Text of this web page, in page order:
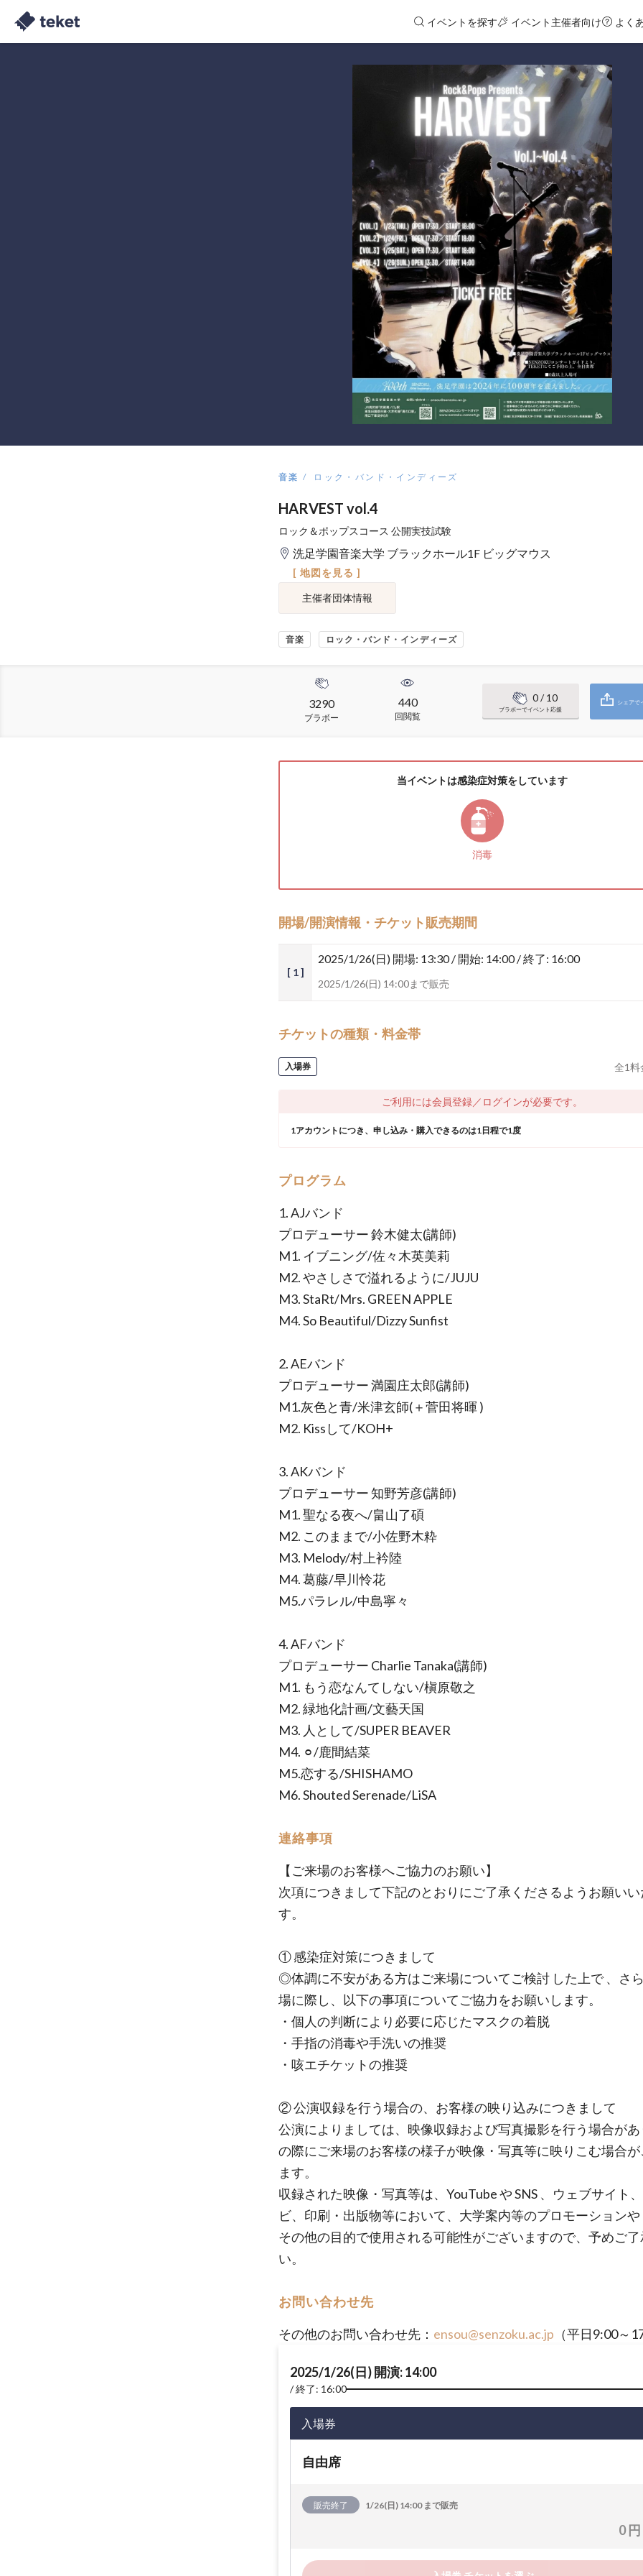
イベントを探す イベント主催者向け よく
音楽 ロック・バンド・インディーズ
HARVEST vol.4
ロック＆ポップスコース 公開実技試験
洗足学園音楽大学 ブラックホール1F ビッグマウス
[ 地図を見る ]
主催者団体情報
音楽 ロック・バンド・インディーズ
3290
ブラボー
440
回閲覧
0/ 10
ブラボーでイベント応援
シェアで
当イベントは感染症対策をしています
消毒
開場/開演情報・チケット販売期間
[ 1 ]
2025/1/26(日) 開場: 13:30 / 開始: 14:00 / 終了: 16:00
2025/1/26(日) 14:00まで販売
チケットの種類・料金帯
入場券 全1料
ご利用には会員登録／ログインが必要です。
1アカウントにつき、申し込み・購入できるのは1日程で1度
プログラム
1. AJバンド
プロデューサー 鈴木健太(講師)
M1. イブニング/佐々木英美莉
M2. やさしさで溢れるように/JUJU
M3. StaRt/Mrs. GREEN APPLE
M4. So Beautiful/Dizzy Sunfist
2. AEバンド
プロデューサー 満園庄太郎(講師)
M1.灰色と青/米津玄師(＋菅田将暉 )
M2. Kissして/KOH+
3. AKバンド
プロデューサー 知野芳彦(講師)
M1. 聖なる夜へ/畠山了碩
M2. このままで/小佐野木粋
M3. Melody/村上衿陸
M4. 葛藤/早川怜花
M5.パラレル/中島寧々
4. AFバンド
プロデューサー Charlie Tanaka(講師)
M1. もう恋なんてしない/槇原敬之
M2. 緑地化計画/文藝天国
M3. 人として/SUPER BEAVER
M4. ⚪︎/鹿間結菜
M5.恋する/SHISHAMO
M6. Shouted Serenade/LiSA
連絡事項
【ご来場のお客様へご協力のお願い】
次項につきまして下記のとおりにご了承くださるようお願い
す。
① 感染症対策につきまして
◎体調に不安がある方はご来場についてご検討 した上で 、さ
場に際し、以下の事項についてご協力をお願いします。
・個人の判断により必要に応じたマスクの着脱
・手指の消毒や手洗いの推奨
・咳エチケットの推奨
② 公演収録を行う場合の、お客様の映り込みにつきまして
公演によりましては、映像収録および写真撮影を行う場合が
の際にご来場のお客様の様子が映像・写真等に映りこむ場合
ます。
収録された映像・写真等は、YouTube や SNS 、ウェブサイト
ビ、印刷・出版物等において、大学案内等のプロモーションや
その他の目的で使用される可能性がございますので、予めご
い。
お問い合わせ先
その他のお問い合わせ先： ensou@senzoku.ac.jp （平日9:00～
2025/1/26(日) 開演: 14:00
終了: 16:00
入場券
自由席
販売終了 1/26(日) 14:00 まで販売
0 円